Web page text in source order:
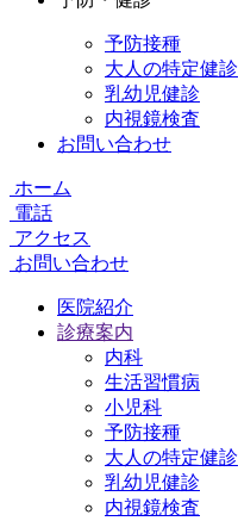
予防接種
大人の特定健診
乳幼児健診
内視鏡検査
お問い合わせ
ホーム
電話
アクセス
お問い合わせ
医院紹介
診療案内
内科
生活習慣病
小児科
予防接種
大人の特定健診
乳幼児健診
内視鏡検査